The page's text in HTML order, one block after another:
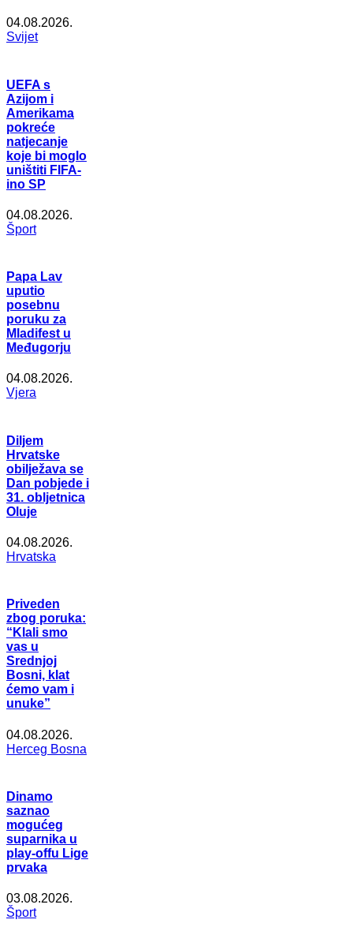
04.08.2026.
Svijet
UEFA s
Azijom i
Amerikama
pokreće
natjecanje
koje bi moglo
uništiti FIFA-
ino SP
04.08.2026.
Šport
Papa Lav
uputio
posebnu
poruku za
Mladifest u
Međugorju
04.08.2026.
Vjera
Diljem
Hrvatske
obilježava se
Dan pobjede i
31. obljetnica
Oluje
04.08.2026.
Hrvatska
Priveden
zbog poruka:
“Klali smo
vas u
Srednjoj
Bosni, klat
ćemo vam i
unuke”
04.08.2026.
Herceg Bosna
Dinamo
saznao
mogućeg
suparnika u
play-offu Lige
prvaka
03.08.2026.
Šport